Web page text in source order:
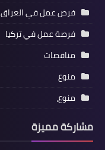
فرص عمل في العراق
فرصة عمل في تركيا
مناقصات
منوع
منوع،
مشاركة مميزة